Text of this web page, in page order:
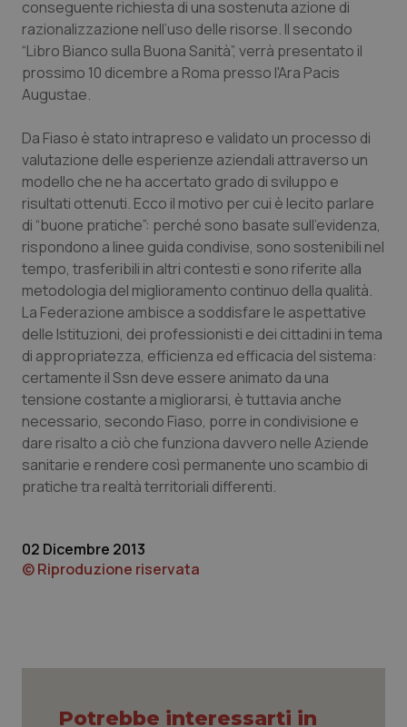
Emilia-Romagna
Friuli Venezia Giulia
Liguria
Lombardia
Marche
Molise
Piemonte
Provincia Autonoma di Bolzano
Provincia Autonoma di Trento
Puglia
Sardegna
Colesterolo & coronaropatie
Dermatite Atopica
Disturbi dell’umore
Dolore
Donna & Salute
Epatiti
HIV
Infezioni & Febbre
Ipertensione & Scompenso
Malattie rare
Malattia di Crohn & Rettocolite Ulcerosa
conseguente richiesta di una sostenuta azione di
razionalizzazione nell’uso delle risorse. Il secondo
“Libro Bianco sulla Buona Sanità”, verrà presentato il
prossimo 10 dicembre a Roma presso l'Ara Pacis
Augustae.
Da Fiaso è stato intrapreso e validato un processo di
valutazione delle esperienze aziendali attraverso un
modello che ne ha accertato grado di sviluppo e
risultati ottenuti. Ecco il motivo per cui è lecito parlare
di “buone pratiche”: perché sono basate sull’evidenza,
rispondono a linee guida condivise, sono sostenibili nel
tempo, trasferibili in altri contesti e sono riferite alla
metodologia del miglioramento continuo della qualità.
La Federazione ambisce a soddisfare le aspettative
delle Istituzioni, dei professionisti e dei cittadini in tema
di appropriatezza, efficienza ed efficacia del sistema:
certamente il Ssn deve essere animato da una
tensione costante a migliorarsi, è tuttavia anche
necessario, secondo Fiaso, porre in condivisione e
dare risalto a ciò che funziona davvero nelle Aziende
sanitarie e rendere così permanente uno scambio di
pratiche tra realtà territoriali differenti.
02 Dicembre 2013
© Riproduzione riservata
Potrebbe interessarti in